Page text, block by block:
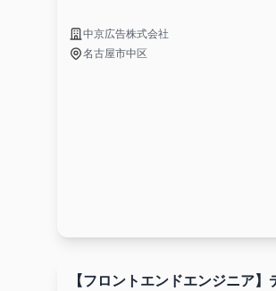
中京広告株式会社
名古屋市中区
【フロントエンドエンジニア】